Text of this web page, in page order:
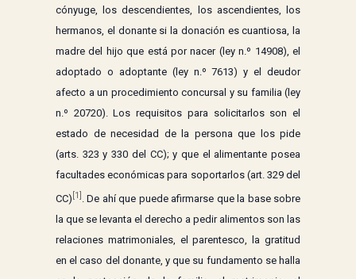
cónyuge, los descendientes, los ascendientes, los
hermanos, el donante si la donación es cuantiosa, la
madre del hijo que está por nacer (ley n.º 14908), el
adoptado o adoptante (ley n.º 7613) y el deudor
afecto a un procedimiento concursal y su familia (ley
n.º 20720). Los requisitos para solicitarlos son el
estado de necesidad de la persona que los pide
(arts. 323 y 330 del CC); y que el alimentante posea
facultades económicas para soportarlos (art. 329 del
CC) [1] . De ahí que puede afirmarse que la base sobre
la que se levanta el derecho a pedir alimentos son las
relaciones matrimoniales, el parentesco, la gratitud
en el caso del donante, y que su fundamento se halla